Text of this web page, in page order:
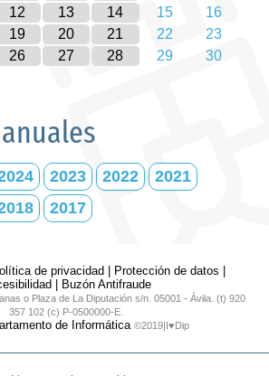
12 13 14 15
16
19 20 21 22
23
26 27 28 29
30
anuales
2023 2022
2021
2017
de privacidad Protección de datos
Buzón Antifraude
o Plaza de La Diputación s/n. 05001 - Ávila. (t) 920
357 102 (c) P-0500000-E.
de Informática ©2019|I♥Dip